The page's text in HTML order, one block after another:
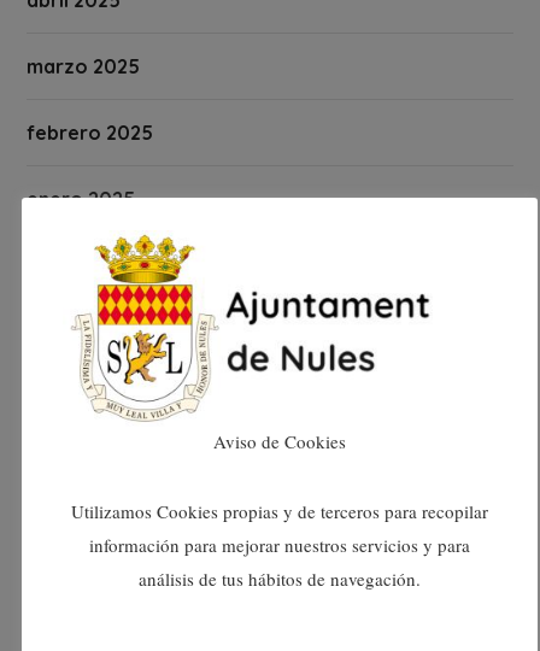
marzo 2025
febrero 2025
enero 2025
diciembre 2024
noviembre 2024
octubre 2024
Aviso de Cookies
Utilizamos Cookies propias y de terceros para recopilar
información para mejorar nuestros servicios y para
análisis de tus hábitos de navegación.